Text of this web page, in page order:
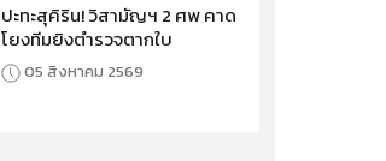
ปะทะสุคิริน! วิสามัญฯ 2 ศพ คาด
โยงทีมยิงตำรวจตากใบ
05 สิงหาคม 2569